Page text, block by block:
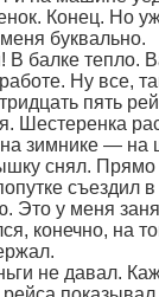
Конец. Но
буквально.
балке тепло.
Ну все,
пять
Шестеренка
зимнике — на
снял. Прямо
съездил
Это у меня
конечно, на
не давал.